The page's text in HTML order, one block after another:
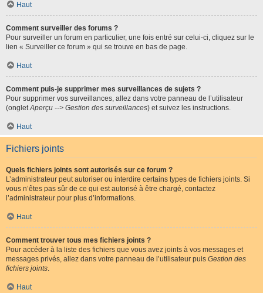
Haut
Comment surveiller des forums ?
Pour surveiller un forum en particulier, une fois entré sur celui-ci, cliquez sur le
lien « Surveiller ce forum » qui se trouve en bas de page.
Haut
Comment puis-je supprimer mes surveillances de sujets ?
Pour supprimer vos surveillances, allez dans votre panneau de l’utilisateur
(ongletAperçu --> Gestion des surveillances) et suivez les instructions.
Haut
Fichiers joints
Quels fichiers joints sont autorisés sur ce forum ?
L’administrateur peut autoriser ou interdire certains types de fichiers joints. Si
vous n’êtes pas sûr de ce qui est autorisé à être chargé, contactez
l’administrateur pour plus d’informations.
Haut
Comment trouver tous mes fichiers joints ?
Pour accéder à la liste des fichiers que vous avez joints à vos messages et
messages privés, allez dans votre panneau de l’utilisateur puis Gestion des
fichiers joints.
Haut